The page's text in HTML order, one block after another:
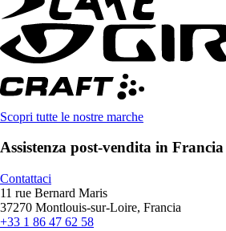
Scopri tutte le nostre marche
Assistenza post-vendita in Francia
Contattaci
11 rue Bernard Maris
37270 Montlouis-sur-Loire, Francia
+33 1 86 47 62 58